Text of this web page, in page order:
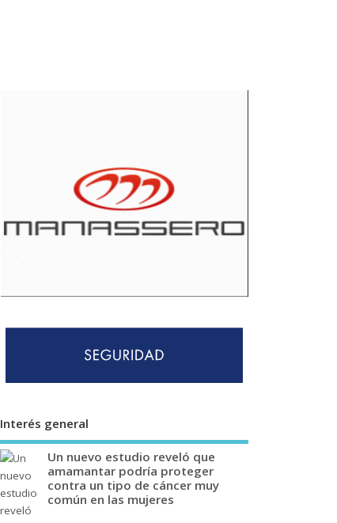
Interés general
Un nuevo estudio reveló que
amamantar podría proteger
contra un tipo de cáncer muy
común en las mujeres